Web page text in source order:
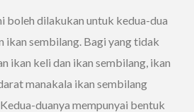
boleh dilakukan untuk kedua-dua
ikan sembilang. Bagi yang tidak
ikan keli dan ikan sembilang, ikan
manakala ikan sembilang
duanya mempunyai bentuk